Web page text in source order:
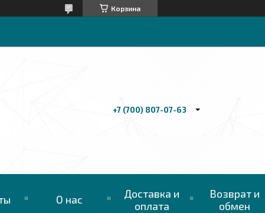
Корзина
+7 (700) 807-07-63
О нас
Доставка и
оплата
Возврат и
обмен